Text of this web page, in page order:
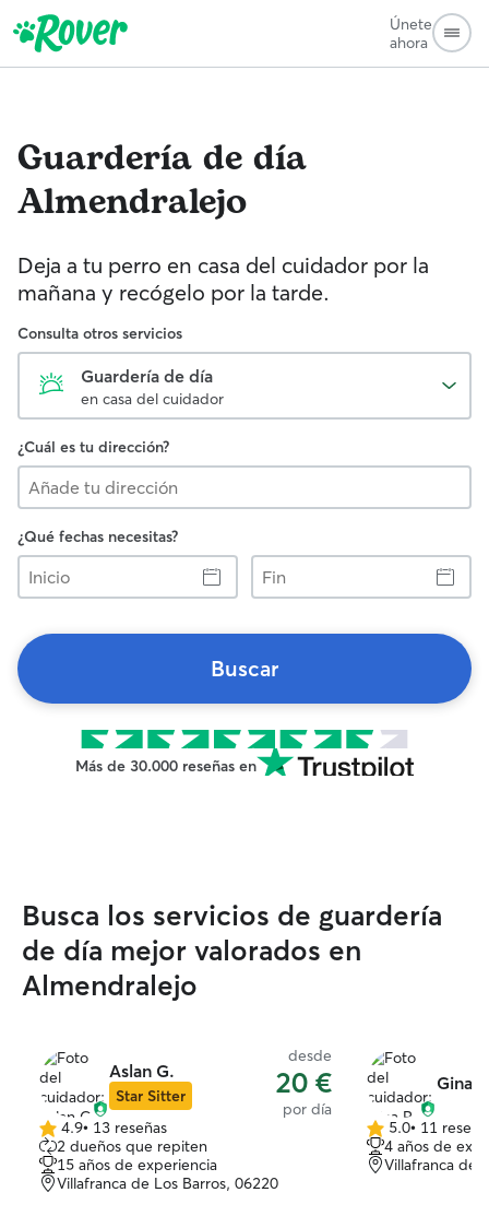
Únete
ahora
Guardería de día
Almendralejo
Deja a tu perro en casa del cuidador por la
mañana y recógelo por la tarde.
Consulta otros servicios
Guardería de día
en casa del cuidador
¿Cuál es tu dirección?
¿Qué fechas necesitas?
Inicio
Fin
Buscar
Más de 30.000 reseñas en
Busca los servicios de guardería
de día mejor valorados en
Almendralejo
Aslan G.
Star Sitter
desde
20 €
por día
4.9
de
5
estrellas
4.9• 13 reseñas
2 dueños que repiten
15 años de experiencia
Villafranca de Los Barros, 06220
Gina
5.0
de
5
5.0• 11
4 años de
Villafranca de